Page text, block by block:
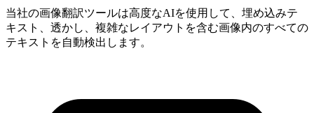
当社の画像翻訳ツールは高度なAIを使用して、埋め込みテ
キスト、透かし、複雑なレイアウトを含む画像内のすべての
テキストを自動検出します。